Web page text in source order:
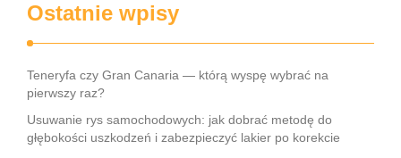
Ostatnie wpisy
Teneryfa czy Gran Canaria — którą wyspę wybrać na
pierwszy raz?
Usuwanie rys samochodowych: jak dobrać metodę do
głębokości uszkodzeń i zabezpieczyć lakier po korekcie